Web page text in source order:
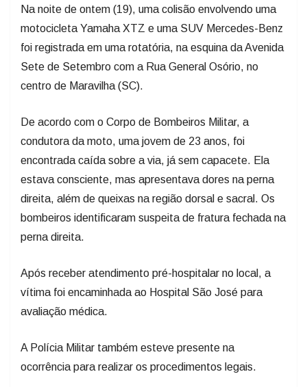
Na noite de ontem (19), uma colisão envolvendo uma
motocicleta Yamaha XTZ e uma SUV Mercedes-Benz
foi registrada em uma rotatória, na esquina da Avenida
Sete de Setembro com a Rua General Osório, no
centro de Maravilha (SC).
De acordo com o Corpo de Bombeiros Militar, a
condutora da moto, uma jovem de 23 anos, foi
encontrada caída sobre a via, já sem capacete. Ela
estava consciente, mas apresentava dores na perna
direita, além de queixas na região dorsal e sacral. Os
bombeiros identificaram suspeita de fratura fechada na
perna direita.
Após receber atendimento pré-hospitalar no local, a
vítima foi encaminhada ao Hospital São José para
avaliação médica.
A Polícia Militar também esteve presente na
ocorrência para realizar os procedimentos legais.